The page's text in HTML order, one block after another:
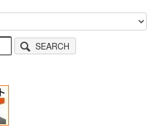
SEARCH